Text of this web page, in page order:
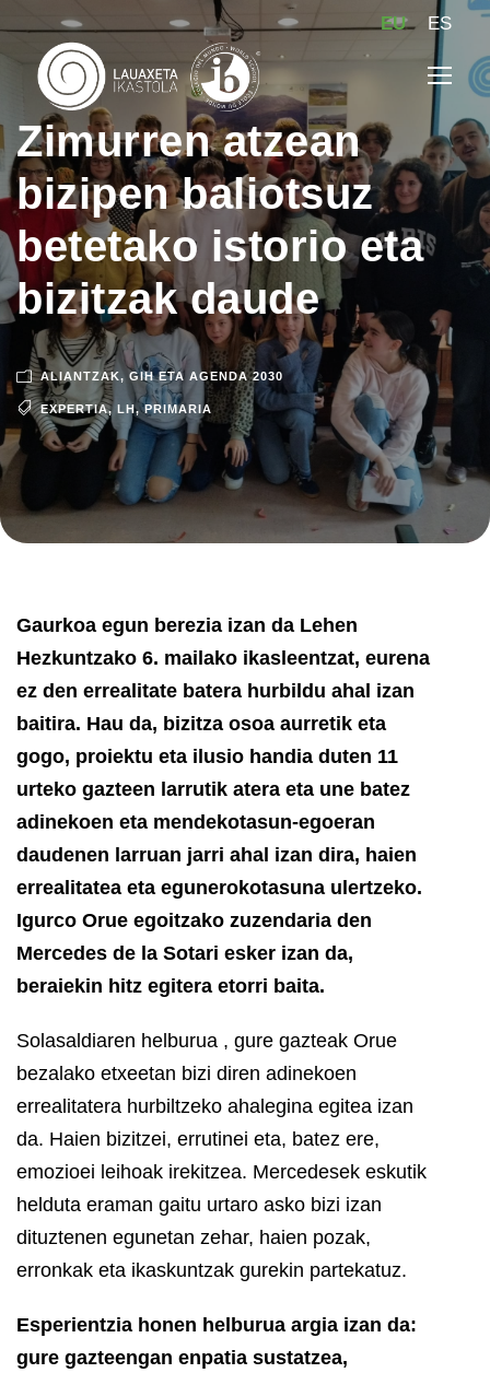
EU ES
Zimurren atzean
bizipen baliotsuz
betetako istorio eta
bizitzak daude
ALIANTZAK, GIH ETA AGENDA 2030
EXPERTIA, LH, PRIMARIA
Gaurkoa egun berezia izan da Lehen
Hezkuntzako 6. mailako ikasleentzat, eurena
ez den errealitate batera hurbildu ahal izan
baitira. Hau da, bizitza osoa aurretik eta
gogo, proiektu eta ilusio handia duten 11
urteko gazteen larrutik atera eta une batez
adinekoen eta mendekotasun-egoeran
daudenen larruan jarri ahal izan dira, haien
errealitatea eta egunerokotasuna ulertzeko.
Igurco Orue egoitzako zuzendaria den
Mercedes de la Sotari esker izan da,
beraiekin hitz egitera etorri baita.
Solasaldiaren helburua , gure gazteak Orue
bezalako etxeetan bizi diren adinekoen
errealitatera hurbiltzeko ahalegina egitea izan
da. Haien bizitzei, errutinei eta, batez ere,
emozioei leihoak irekitzea. Mercedesek eskutik
helduta eraman gaitu urtaro asko bizi izan
dituztenen egunetan zehar, haien pozak,
erronkak eta ikaskuntzak gurekin partekatuz.
Esperientzia honen helburua argia izan da:
gure gazteengan enpatia sustatzea,